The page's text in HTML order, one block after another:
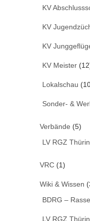
KV
KV
KV
KV Meister
Lokalschau
Sonder- &
Verbände (5)
LV RGZ
VRC (1)
Wiki & Wissen
BDRG –
LV RGZ